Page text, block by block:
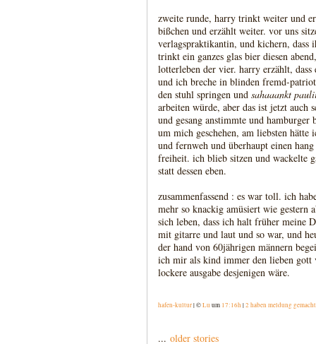
zweite runde, harry trinkt weiter und
bißchen und erzählt weiter. vor uns
verlagspraktikantin, und kichern, dass
trinkt ein ganzes glas bier diesen
lotterleben der vier. harry erzählt,
und ich breche in blinden fremd-
den stuhl springen und sahaaankt
arbeiten würde, aber das ist jetzt auch
und gesang anstimmte und
um mich geschehen, am liebsten
und fernweh und überhaupt einen
freiheit. ich blieb sitzen und wackelte
statt dessen eben.
zusammenfassend : es war toll. ich
mehr so knackig amüsiert wie gestern
sich leben, dass ich halt früher meine
mit gitarre und laut und so war, und
der hand von 60jährigen männern
ich mir als kind immer den lieben gott
lockere ausgabe desjenigen wäre.
hafen-kultur| ©Lu um 17:16h |2 haben meldung gemacht
... older stories